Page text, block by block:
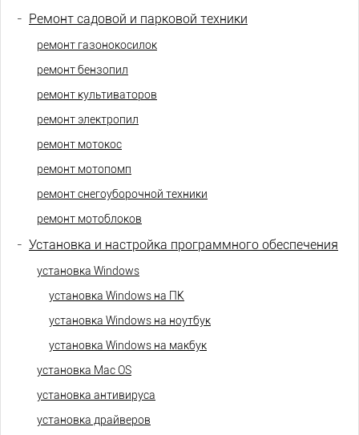
- Ремонт садовой и парковой техники
ремонт газонокосилок
ремонт бензопил
ремонт культиваторов
ремонт электропил
ремонт мотокос
ремонт мотопомп
ремонт снегоуборочной техники
ремонт мотоблоков
- Установка и настройка программного обеспечения
установка Windows
установка Windows на ПК
установка Windows на ноутбук
установка Windows на макбук
установка Mac OS
установка антивируса
установка драйверов